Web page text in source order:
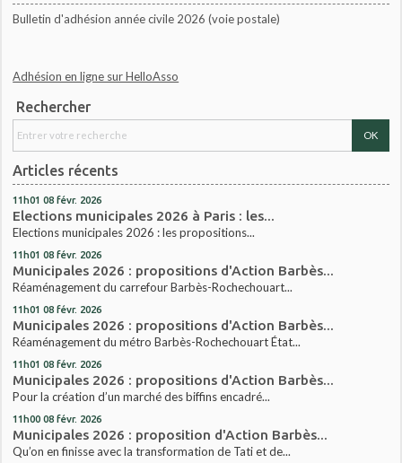
Bulletin d'adhésion année civile 2026 (voie postale)
Adhésion en ligne sur HelloAsso
Rechercher
Articles récents
11h01 08 févr. 2026
Elections municipales 2026 à Paris : les...
Elections municipales 2026 : les propositions...
11h01 08 févr. 2026
Municipales 2026 : propositions d'Action Barbès...
Réaménagement du carrefour Barbès-Rochechouart...
11h01 08 févr. 2026
Municipales 2026 : propositions d'Action Barbès...
Réaménagement du métro Barbès-Rochechouart État...
11h01 08 févr. 2026
Municipales 2026 : propositions d'Action Barbès...
Pour la création d’un marché des biffins encadré...
11h00 08 févr. 2026
Municipales 2026 : proposition d'Action Barbès...
Qu’on en finisse avec la transformation de Tati et de...